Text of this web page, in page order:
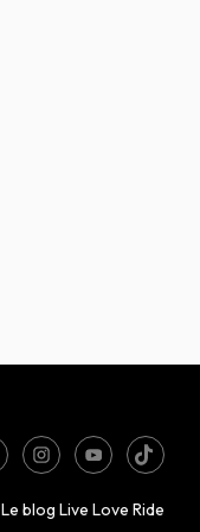
Le blog Live Love Ride